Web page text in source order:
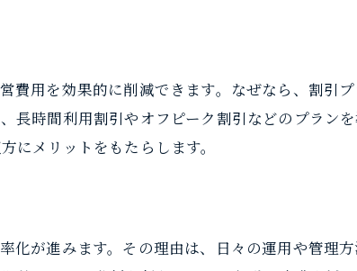
運営負担を減らす節約型施策の具体例
利用規約や清掃で実現する節約ポイント
費用を効果的に削減できます。なぜなら、割引
長時間利用割引やオフピーク割引などのプラン
にメリットをもたらします。
化が進みます。その理由は、日々の運用や管理